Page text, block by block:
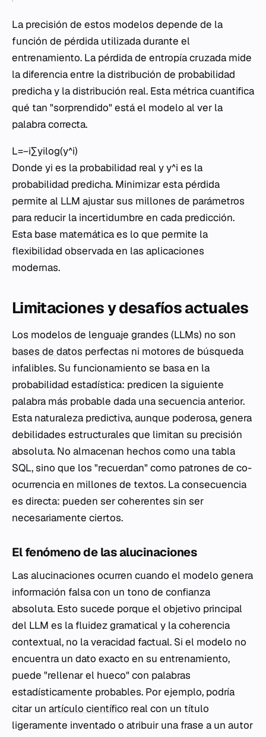
La precisión de estos modelos depende de la
función de pérdida utilizada durante el
entrenamiento. La pérdida de entropía cruzada mide
la diferencia entre la distribución de probabilidad
predicha y la distribución real. Esta métrica cuantifica
qué tan "sorprendido" está el modelo al ver la
palabra correcta.
L=−i∑​yi​log(y^​i​)
Donde yi​ es la probabilidad real y y^​i​ es la
probabilidad predicha. Minimizar esta pérdida
permite al LLM ajustar sus millones de parámetros
para reducir la incertidumbre en cada predicción.
Esta base matemática es lo que permite la
flexibilidad observada en las aplicaciones
modernas.
Limitaciones y desafíos actuales
Los modelos de lenguaje grandes (LLMs) no son
bases de datos perfectas ni motores de búsqueda
infalibles. Su funcionamiento se basa en la
probabilidad estadística: predicen la siguiente
palabra más probable dada una secuencia anterior.
Esta naturaleza predictiva, aunque poderosa, genera
debilidades estructurales que limitan su precisión
absoluta. No almacenan hechos como una tabla
SQL, sino que los "recuerdan" como patrones de co-
ocurrencia en millones de textos. La consecuencia
es directa: pueden ser coherentes sin ser
necesariamente ciertos.
El fenómeno de las alucinaciones
Las alucinaciones ocurren cuando el modelo genera
información falsa con un tono de confianza
absoluta. Esto sucede porque el objetivo principal
del LLM es la fluidez gramatical y la coherencia
contextual, no la veracidad factual. Si el modelo no
encuentra un dato exacto en su entrenamiento,
puede "rellenar el hueco" con palabras
estadísticamente probables. Por ejemplo, podría
citar un artículo científico real con un título
ligeramente inventado o atribuir una frase a un autor